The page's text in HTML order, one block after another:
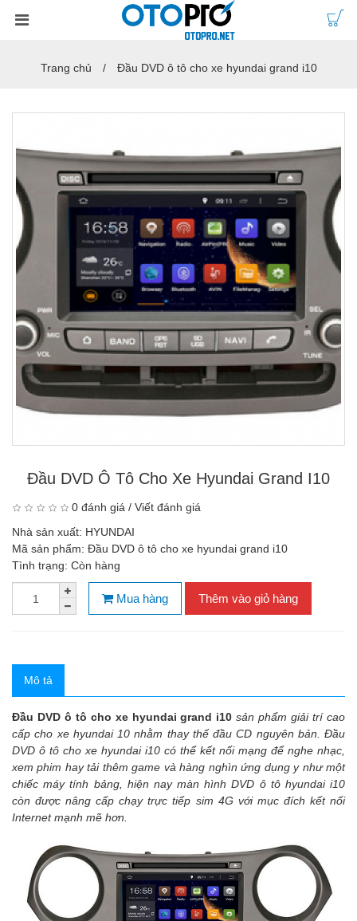
Trang chủ Đầu DVD ô tô cho xe hyundai grand i10
Đầu DVD Ô Tô Cho Xe Hyundai Grand I10
0 đánh giá / Viết đánh giá
Nhà sản xuất: HYUNDAI
Mã sản phẩm: Đầu DVD ô tô cho xe hyundai grand i10
Tình trạng: Còn hàng
Mua hàng Thêm vào giỏ hàng
Mô tả
Đầu DVD ô tô cho xe hyundai grand i10 sản phẩm giải trí cao
cấp cho xe hyundai 10 nhằm thay thế đầu CD nguyên bản. Đầu
DVD ô tô cho xe hyundai i10 có thể kết nối mạng để nghe nhạc,
xem phim hay tải thêm game và hàng nghìn ứng dụng y như một
chiếc máy tính bảng, hiện nay màn hình DVD ô tô hyundai i10
còn được nâng cấp chạy trực tiếp sim 4G với mục đích kết nối
Internet mạnh mẽ hơn.